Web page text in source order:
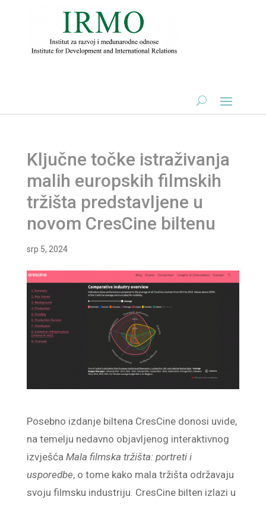
Ključne točke istraživanja
malih europskih filmskih
tržišta predstavljene u
novom CresCine biltenu
srp 5, 2024
Posebno izdanje biltena CresCine donosi uvide,
na temelju nedavno objavljenog interaktivnog
izvješća Mala filmska tržišta: portreti i
usporedbe, o tome kako mala tržišta održavaju
svoju filmsku industriju. CresCine bilten izlazi u